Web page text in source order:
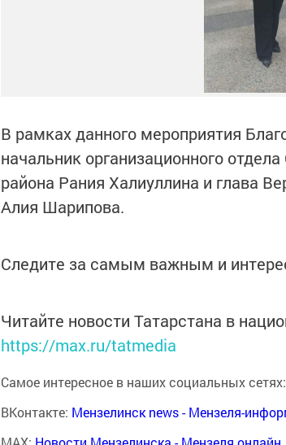
В рамках данного мероприятия
начальник организационного
района Рания Халиуллина и глава
Алия Шарипова.
Следите за самым важным и
Читайте новости Татарстана в
https://max.ru/tatmedia
Самое интересное в наших социальных сетях:
ВКонтакте: Мензелинск news - Мензеля-